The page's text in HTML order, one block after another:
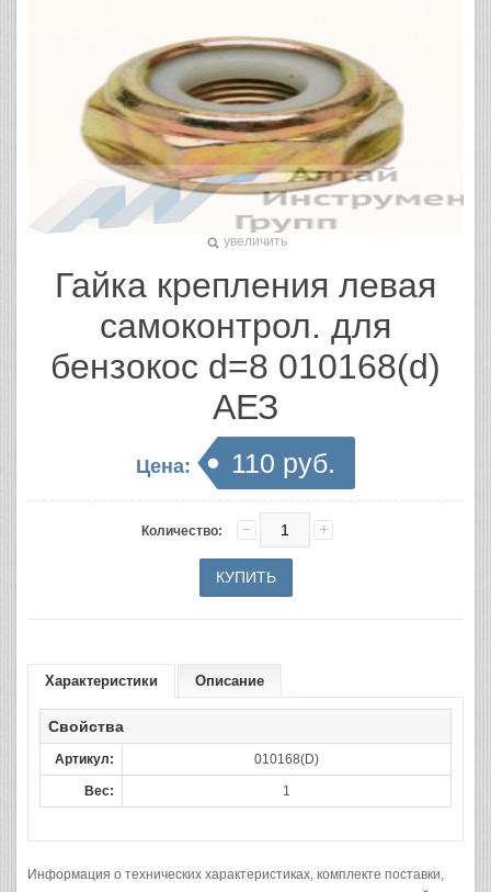
увеличить
Гайка крепления левая
самоконтрол. для
бензокос d=8 010168(d)
АЕЗ
Цена: 110 руб.
Количество:
Характеристики Описание
Свойства
Артикул: 010168(D)
Вес: 1
Информация о технических характеристиках, комплекте поставки,